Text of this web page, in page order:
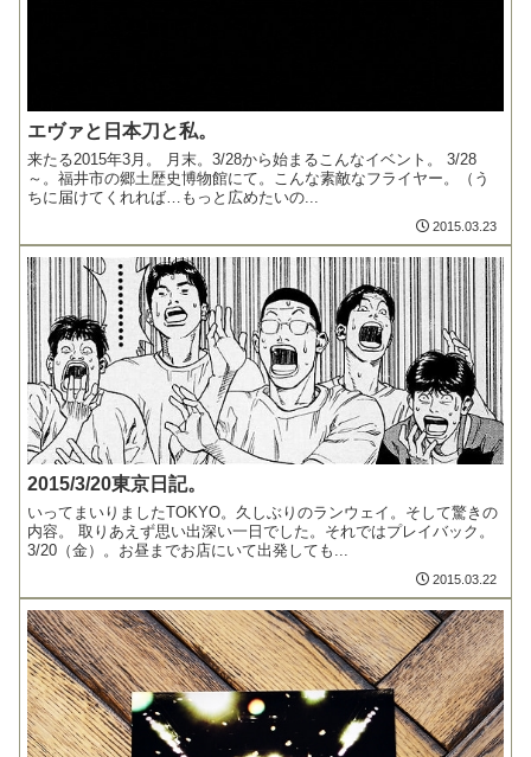
エヴァと日本刀と私。
来たる2015年3月。 月末。3/28から始まるこんなイベント。 3/28
～。福井市の郷土歴史博物館にて。こんな素敵なフライヤー。（う
ちに届けてくれれば…もっと広めたいの...
2015.03.23
2015/3/20東京日記。
いってまいりましたTOKYO。久しぶりのランウェイ。そして驚きの
内容。 取りあえず思い出深い一日でした。それではプレイバック。
3/20（金）。お昼までお店にいて出発しても...
2015.03.22